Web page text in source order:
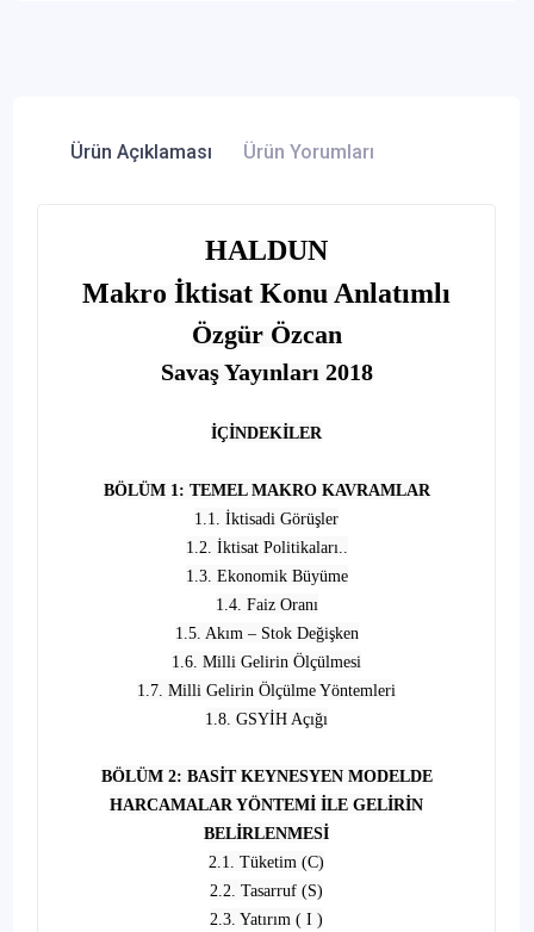
Ürün Açıklaması Ürün Yorumları
HALDUN
Makro İktisat Konu Anlatımlı
Özgür Özcan
Savaş Yayınları 2018
İÇİNDEKİLER
BÖLÜM 1: TEMEL MAKRO KAVRAMLAR
1.1. İktisadi Görüşler
1.2. İktisat Politikaları..
1.3. Ekonomik Büyüme
1.4. Faiz Oranı
1.5. Akım – Stok Değişken
1.6. Milli Gelirin Ölçülmesi
1.7. Milli Gelirin Ölçülme Yöntemleri
1.8. GSYİH Açığı
BÖLÜM 2: BASİT KEYNESYEN MODELDE
HARCAMALAR YÖNTEMİ İLE GELİRİN
BELİRLENMESİ
2.1. Tüketim (C)
2.2. Tasarruf (S)
2.3. Yatırım ( I )